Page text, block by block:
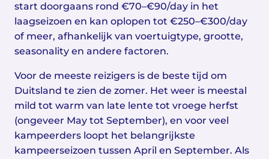
start doorgaans rond €70–€90/day in het
laagseizoen en kan oplopen tot €250–€300/day
of meer, afhankelijk van voertuigtype, grootte,
seasonality en andere factoren.
Voor de meeste reizigers is de beste tijd om
Duitsland te zien de zomer. Het weer is meestal
mild tot warm van late lente tot vroege herfst
(ongeveer May tot September), en voor veel
kampeerders loopt het belangrijkste
kampeerseizoen tussen April en September. Als